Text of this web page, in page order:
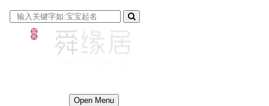
Open Menu